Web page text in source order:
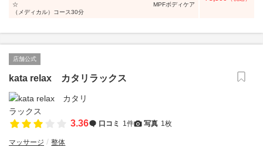
☆ MPFボディケア
（メディカル）コース30分
店舗公式
kata relax カタリラックス
3.36 口コミ 1件 写真 1枚
マッサージ 整体